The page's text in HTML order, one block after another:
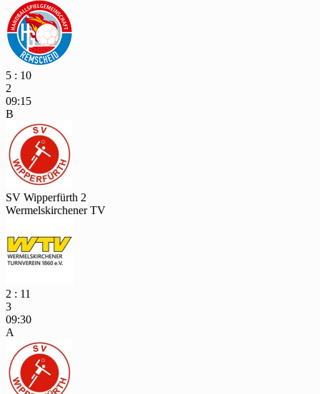
5 : 10
2
09:15
B
SV Wipperfürth 2
Wermelskirchener TV
2 : 11
3
09:30
A